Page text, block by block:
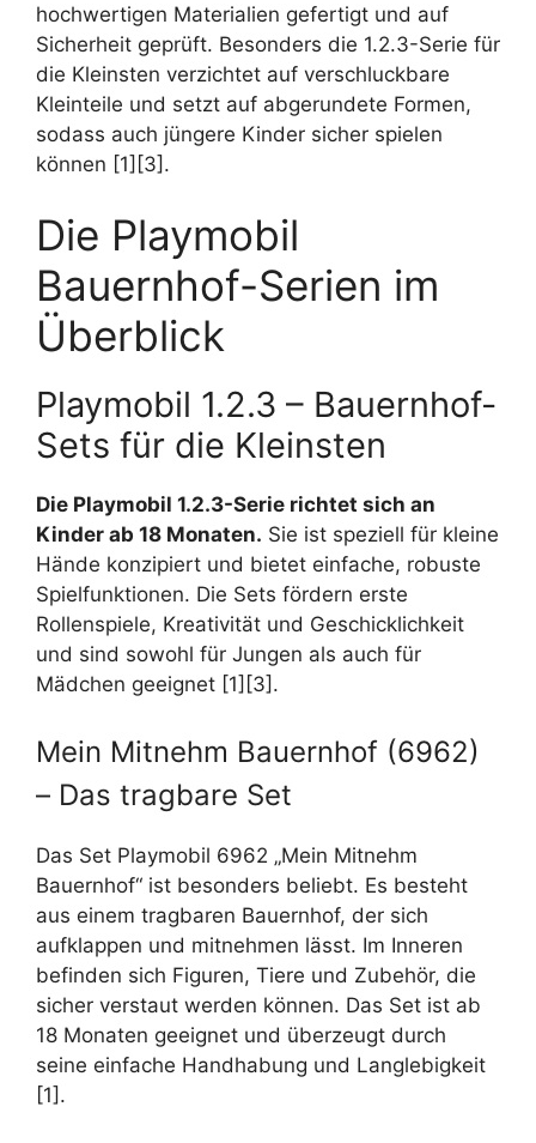
hochwertigen Materialien gefertigt und auf
Sicherheit geprüft. Besonders die 1.2.3-Serie für
die Kleinsten verzichtet auf verschluckbare
Kleinteile und setzt auf abgerundete Formen,
sodass auch jüngere Kinder sicher spielen
können [1][3].
Die Playmobil
Bauernhof-Serien im
Überblick
Playmobil 1.2.3 – Bauernhof-
Sets für die Kleinsten
Die Playmobil 1.2.3-Serie richtet sich an
Kinder ab 18 Monaten. Sie ist speziell für kleine
Hände konzipiert und bietet einfache, robuste
Spielfunktionen. Die Sets fördern erste
Rollenspiele, Kreativität und Geschicklichkeit
und sind sowohl für Jungen als auch für
Mädchen geeignet [1][3].
Mein Mitnehm Bauernhof (6962)
– Das tragbare Set
Das Set Playmobil 6962 „Mein Mitnehm
Bauernhof“ ist besonders beliebt. Es besteht
aus einem tragbaren Bauernhof, der sich
aufklappen und mitnehmen lässt. Im Inneren
befinden sich Figuren, Tiere und Zubehör, die
sicher verstaut werden können. Das Set ist ab
18 Monaten geeignet und überzeugt durch
seine einfache Handhabung und Langlebigkeit
[1].